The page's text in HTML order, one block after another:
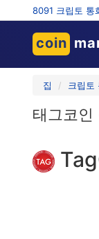
8091 크립토 통
coin
집 크립토
태그코인